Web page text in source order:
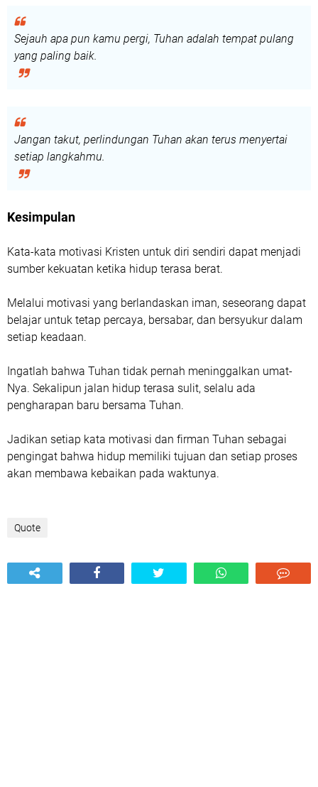
Sejauh apa pun kamu pergi, Tuhan adalah tempat pulang
yang paling baik.
Jangan takut, perlindungan Tuhan akan terus menyertai
setiap langkahmu.
Kesimpulan
Kata-kata motivasi Kristen untuk diri sendiri dapat menjadi
sumber kekuatan ketika hidup terasa berat.
Melalui motivasi yang berlandaskan iman, seseorang dapat
belajar untuk tetap percaya, bersabar, dan bersyukur dalam
setiap keadaan.
Ingatlah bahwa Tuhan tidak pernah meninggalkan umat-
Nya. Sekalipun jalan hidup terasa sulit, selalu ada
pengharapan baru bersama Tuhan.
Jadikan setiap kata motivasi dan firman Tuhan sebagai
pengingat bahwa hidup memiliki tujuan dan setiap proses
akan membawa kebaikan pada waktunya.
Quote